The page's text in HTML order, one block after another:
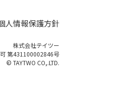
人情報保護方針
株式会社テイツー
第431100002846号
© TAYTWO CO,.LTD.